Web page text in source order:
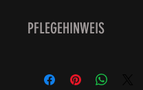
PFLEGEHINWEIS
den Trockner